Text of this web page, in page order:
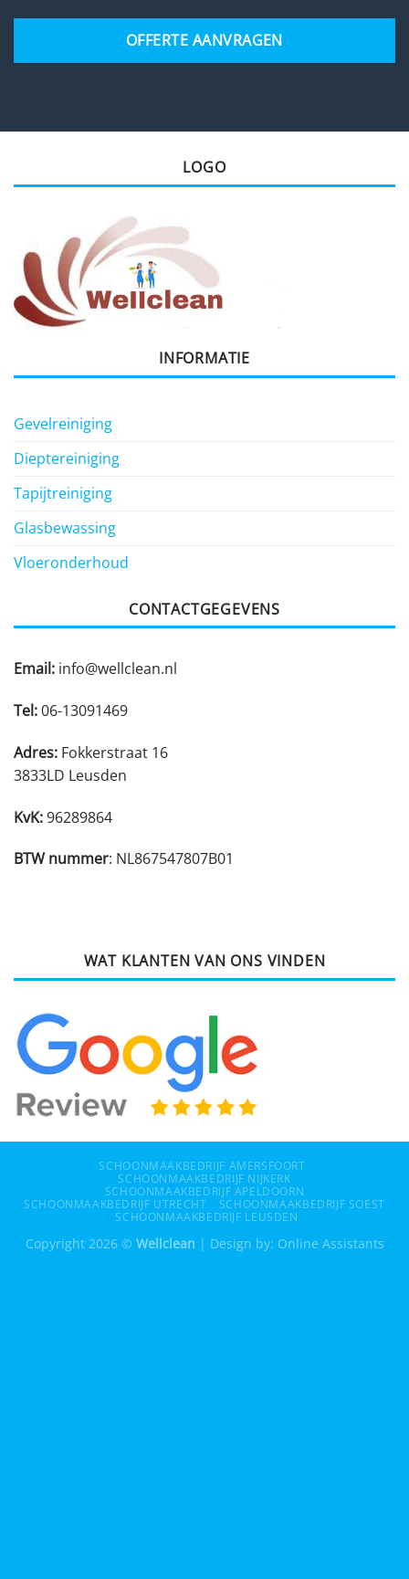
OFFERTE AANVRAGEN
LOGO
INFORMATIE
Gevelreiniging
Dieptereiniging
Tapijtreiniging
Glasbewassing
Vloeronderhoud
CONTACTGEGEVENS
Email: info@wellclean.nl
Tel:06-13091469
Adres: Fokkerstraat 16
3833LD Leusden
KvK:96289864
BTW nummer: NL867547807B01
WAT KLANTEN VAN ONS VINDEN
SCHOONMAAKBEDRIJF AMERSFOORT
SCHOONMAAKBEDRIJF NIJKERK
SCHOONMAAKBEDRIJF APELDOORN
SCHOONMAAKBEDRIJF UTRECHT
SCHOONMAAKBEDRIJF SOEST
SCHOONMAAKBEDRIJF LEUSDEN
Copyright 2026 © Wellclean | Design by: Online Assistants